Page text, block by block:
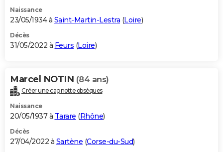
Naissance
23/05/1934 à Saint-Martin-Lestra (Loire)
Décès
31/05/2022 à Feurs (Loire)
Marcel NOTIN (84 ans)
Créer une cagnotte obsèques
Naissance
20/05/1937 à Tarare (Rhône)
Décès
27/04/2022 à Sartène (Corse-du-Sud)